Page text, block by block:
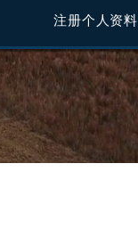
注册个人资料